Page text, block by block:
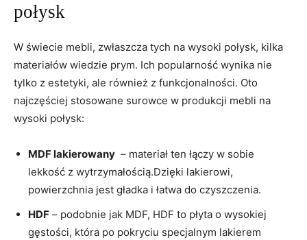
połysk
W świecie mebli, zwłaszcza tych na wysoki​ połysk, kilka
materiałów wiedzie ‍prym. Ich popularność⁤ wynika nie
tylko ⁢z estetyki, ‌ale⁢ również z funkcjonalności. Oto
‍najczęściej​ stosowane ‍surowce w produkcji⁤ mebli na
⁤wysoki połysk:
MDF lakierowany ⁢ – materiał ten łączy ⁣w sobie
lekkość z wytrzymałością.Dzięki⁤ lakierowi,
powierzchnia jest gładka i łatwa ⁤do czyszczenia.
HDF – podobnie jak MDF,⁤ HDF to płyta o⁢ wysokiej
gęstości, ‌która po ⁤pokryciu specjalnym ​lakierem